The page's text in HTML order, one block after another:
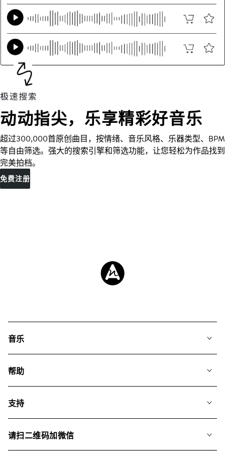
动动指尖，乐享精彩好音乐
超过300,000首原创曲目，按情绪、音乐风格、乐器类型、BPM
等自由筛选。强大的搜索引擎和筛选功能，让您轻松为作品找到
完美拍档。
免费注册
音乐
搜索
专辑
帮助
我们如何运用AI
支持
关于我们
请扫二维码加微信